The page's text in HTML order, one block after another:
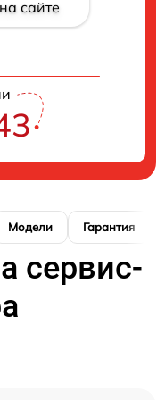
сайте
Модели Гарантия
сервис-